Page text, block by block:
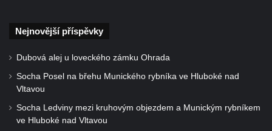
Pomník padlým rudoarmějcům na hřbitově
Pomník obětem 2. světové války v Dubé
Pomník obětem Rumburské vzpoury u
hřbitova v Rumburku
Pomník obětem 1. světové války na hřbitově
Nejnovější příspěvky
Dubová alej u loveckého zámku Ohrada
Socha Posel na břehu Munického rybníka ve Hluboké nad
Vltavou
Socha Ledviny mezi kruhovým objezdem a Munickým rybníkem
ve Hluboké nad Vltavou